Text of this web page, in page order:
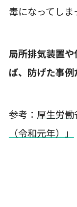
毒になってしま
局所排気装置
ば、防げた事
参考： 厚生労
（令和元年）」